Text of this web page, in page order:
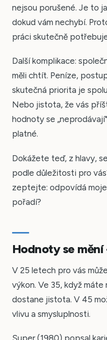
nejsou porušené. Je to
dokud vám nechybí.
práci skutečně
Další komplikace:
měli chtít. Peníze,
skutečná priorita je
Nebo jistota, že vás
hodnoty se
platné.
Dokážete teď, z hlavy,
podle důležitosti pro
zeptejte: odpovídá
pořadí?
Hodnoty se
V 25 letech pro vás
výkon. Ve 35, když
dostane jistota. V 45
vlivu a smysluplnosti.